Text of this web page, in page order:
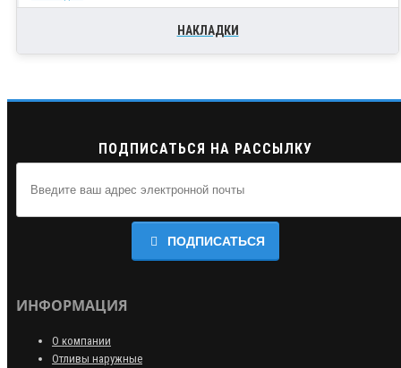
НАКЛАДКИ
ПОДПИСАТЬСЯ НА РАССЫЛКУ
ПОДПИСАТЬСЯ
ИНФОРМАЦИЯ
О компании
Отливы наружные